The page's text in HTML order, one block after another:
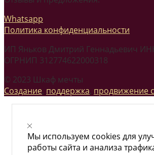
Whatsapp
Политика конфиденциальности
ИП Яньков Дмитрий Геннадьевич
ОГРНИП 312774622000318
© 2023 Шкаф мечты
Создание, поддержка, продвижение
Мы используем cookies для
работы сайта и анализа